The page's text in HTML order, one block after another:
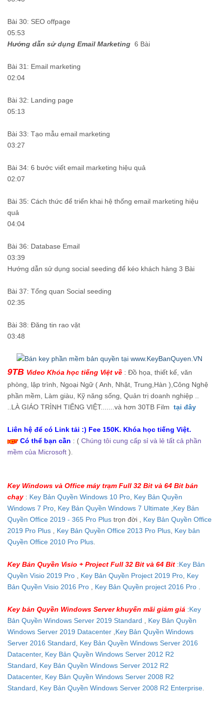
Bài 30: SEO offpage
05:53
Hướng dẫn sử dụng Email Marketing 6 Bài
Bài 31: Email marketing
02:04
Bài 32: Landing page
05:13
Bài 33: Tạo mẫu email marketing
03:27
Bài 34: 6 bước viết email marketing hiệu quả
02:07
Bài 35: Cách thức để triển khai hệ thống email marketing hiệu
quả
04:04
Bài 36: Database Email
03:39
Hướng dẫn sử dụng social seeding để kéo khách hàng 3 Bài
Bài 37: Tổng quan Social seeding
02:35
Bài 38: Đăng tin rao vặt
03:48
9TB Video Khóa học tiếng Việt về : Đồ họa, thiết kế, văn
phòng, lập trình, Ngoại Ngữ ( Anh, Nhật, Trung,Hàn ),Công Nghệ
phần mềm, Làm giàu, Kỹ năng sống, Quản trị doanh nghiệp ..
..LÀ GIÁO TRÌNH TIẾNG VIỆT.......và hơn 30TB Film tại đây
Liên hệ để có Link tải :) Fee 150K. Khóa học tiếng Việt.
Có thể bạn cần : ( Chúng tôi cung cấp sỉ và lẻ tất cả phần
mềm của Microsoft ).
Key Windows và Office máy trạm Full 32 Bit và 64 Bit bán
chạy: Key Bản Quyền Windows 10 Pro, Key Bản Quyền
Windows 7 Pro, Key Bản Quyền Windows 7 Ultimate ,Key Bản
Quyền Office 2019 - 365 Pro Plus trọn đời , Key Bản Quyền Office
2019 Pro Plus , Key Bản Quyền Office 2013 Pro Plus, Key bản
Quyền Office 2010 Pro Plus.
Key Bản Quyền Visio + Project Full 32 Bit và 64 Bit :Key Bản
Quyền Visio 2019 Pro , Key Bản Quyền Project 2019 Pro, Key
Bản Quyền Visio 2016 Pro , Key Bản Quyền project 2016 Pro .
Key bản Quyền Windows Server khuyến mãi giảm giá :Key
Bản Quyền Windows Server 2019 Standard , Key Bản Quyền
Windows Server 2019 Datacenter ,Key Bản Quyền Windows
Server 2016 Standard, Key Bản Quyền Windows Server 2016
Datacenter, Key Bản Quyền Windows Server 2012 R2
Standard, Key Bản Quyền Windows Server 2012 R2
Datacenter, Key Bản Quyền Windows Server 2008 R2
Standard, Key Bản Quyền Windows Server 2008 R2 Enterprise.